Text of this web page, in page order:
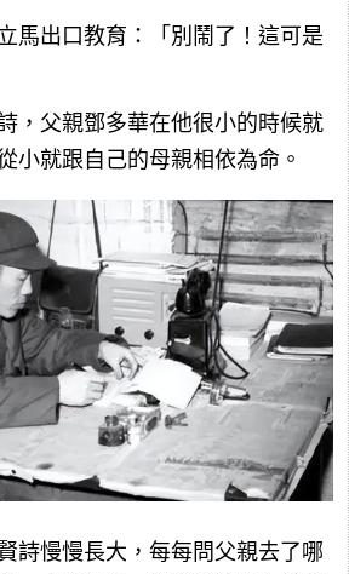
馬出口教育：「別鬧了！這可是
，父親鄧多華在他很小的時候就
小就跟自己的母親相依為命。
詩慢慢長大，每每問父親去了哪